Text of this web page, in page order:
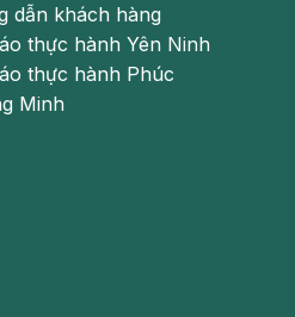
dẫn khách hàng
thực hành Yên Ninh
thực hành Phúc
Minh